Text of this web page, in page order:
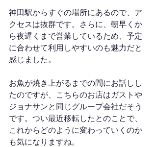
神田駅からすぐの場所にあるので、ア
クセスは抜群です。さらに、朝早くか
ら夜遅くまで営業しているため、予定
に合わせて利用しやすいのも魅力だと
感じました。
お魚が焼き上がるまでの間にお話しし
たのですが、こちらのお店はガストや
ジョナサンと同じグループ会社だそう
です。つい最近移転したとのことで、
これからどのように変わっていくのか
も気になりますね。